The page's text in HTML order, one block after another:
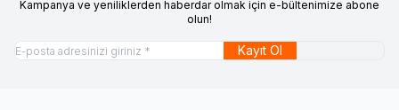
Kampanya ve yeniliklerden haberdar olmak için e-bültenimize abone
olun!
Kayıt Ol